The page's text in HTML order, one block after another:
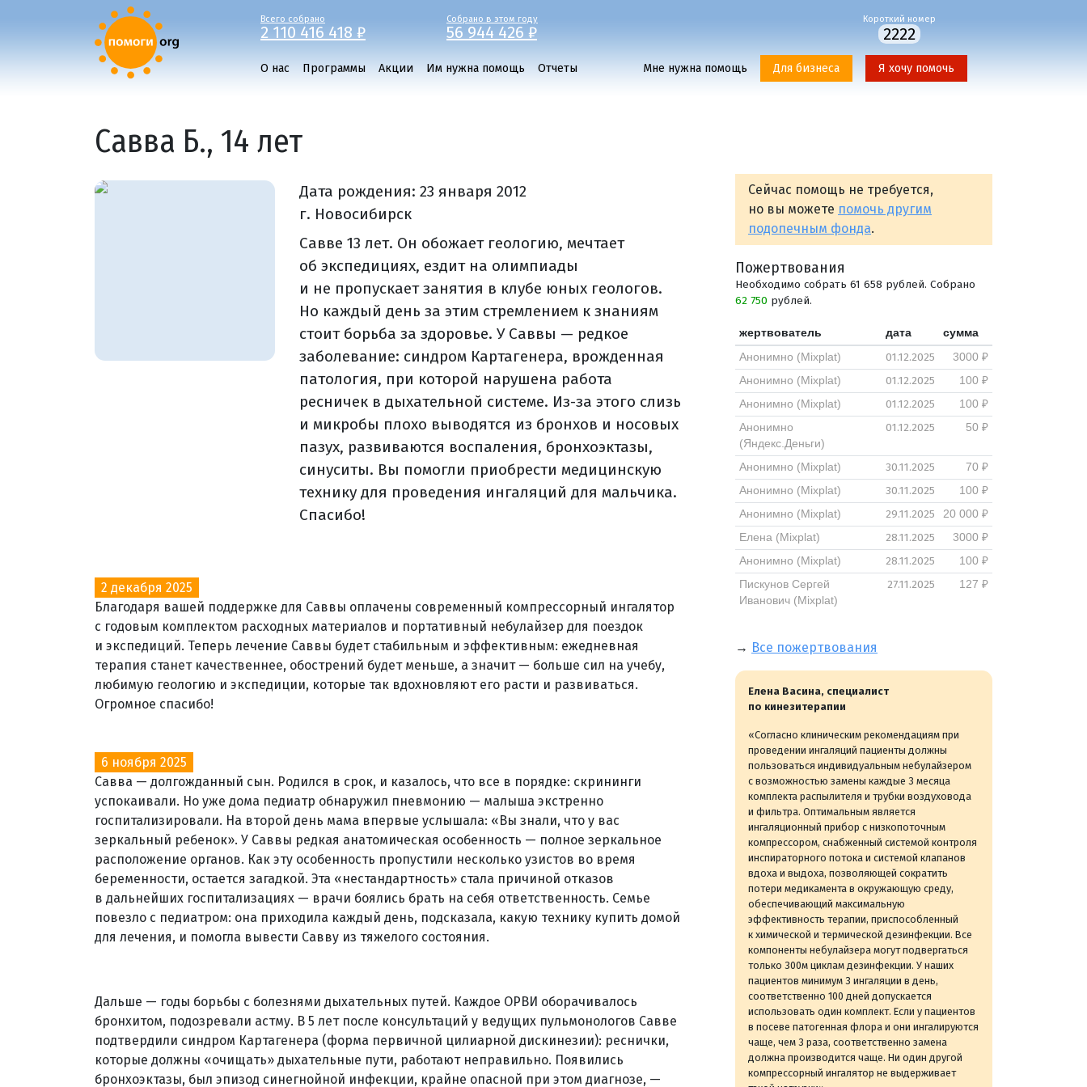
Всего собрано
2 110 416 418 ₽
Собрано в этом году
56 944 426 ₽
Короткий номер
2222
О нас Программы Акции Им нужна помощь Отчеты Мне нужна помощь Для бизнеса Я хочу помочь
Савва Б., 14 лет
Дата рождения:23 января 2012
г. Новосибирск
Савве 13 лет. Он обожает геологию, мечтает
об экспедициях, ездит на олимпиады
и не пропускает занятия в клубе юных геологов.
Но каждый день за этим стремлением к знаниям
стоит борьба за здоровье. У Саввы — редкое
заболевание: синдром Картагенера, врожденная
патология, при которой нарушена работа
ресничек в дыхательной системе. Из-за этого слизь
и микробы плохо выводятся из бронхов и носовых
пазух, развиваются воспаления, бронхоэктазы,
синуситы. Вы помогли приобрести медицинскую
технику для проведения ингаляций для мальчика.
Спасибо!
2 декабря 2025
Благодаря вашей поддержке для Саввы оплачены современный компрессорный ингалятор
с годовым комплектом расходных материалов и портативный небулайзер для поездок
и экспедиций. Теперь лечение Саввы будет стабильным и эффективным: ежедневная
терапия станет качественнее, обострений будет меньше, а значит — больше сил на учебу,
любимую геологию и экспедиции, которые так вдохновляют его расти и развиваться.
Огромное спасибо!
6 ноября 2025
Савва — долгожданный сын. Родился в срок, и казалось, что все в порядке: скрининги
успокаивали. Но уже дома педиатр обнаружил пневмонию — малыша экстренно
госпитализировали. На второй день мама впервые услышала: «Вы знали, что у вас
зеркальный ребенок». У Саввы редкая анатомическая особенность — полное зеркальное
расположение органов. Как эту особенность пропустили несколько узистов во время
беременности, остается загадкой. Эта «нестандартность» стала причиной отказов
в дальнейших госпитализациях — врачи боялись брать на себя ответственность. Семье
повезло с педиатром: она приходила каждый день, подсказала, какую технику купить домой
для лечения, и помогла вывести Савву из тяжелого состояния.
Дальше — годы борьбы с болезнями дыхательных путей. Каждое ОРВИ оборачивалось
бронхитом, подозревали астму. В 5 лет после консультаций у ведущих пульмонологов Савве
подтвердили синдром Картагенера (форма первичной цилиарной дискинезии): реснички,
которые должны «очищать» дыхательные пути, работают неправильно. Появились
бронхоэктазы, был эпизод синегнойной инфекции, крайне опасной при этом диагнозе, —
Сейчас помощь не требуется,
но вы можете помочь другим
подопечным фонда.
Пожертвования
Необходимо собрать 61 658 рублей. Собрано
62 750 рублей.
жертвователь дата
сумма
Анонимно (Mixplat)
01.12.2025
3000 ₽
Анонимно (Mixplat)
01.12.2025
100 ₽
Анонимно (Mixplat)
01.12.2025
100 ₽
Анонимно
(Яндекс.Деньги)
01.12.2025 50 ₽
Анонимно (Mixplat) 30.11.2025
70 ₽
Анонимно (Mixplat)
30.11.2025
100 ₽
Анонимно (Mixplat)
29.11.2025
20 000 ₽
Елена (Mixplat)
28.11.2025
3000 ₽
Анонимно (Mixplat)
28.11.2025
100 ₽
Пискунов Сергей
Иванович (Mixplat)
27.11.2025 127 ₽
→ Все пожертвования
Елена Васина, специалист
по кинезитерапии
«Согласно клиническим рекомендациям при
проведении ингаляций пациенты должны
пользоваться индивидуальным небулайзером
с возможностью замены каждые 3 месяца
комплекта распылителя и трубки воздуховода
и фильтра. Оптимальным является
ингаляционный прибор с низкопоточным
компрессором, снабженный системой контроля
инспираторного потока и системой клапанов
вдоха и выдоха, позволяющей сократить
потери медикамента в окружающую среду,
обеспечивающий максимальную
эффективность терапии, приспособленный
к химической и термической дезинфекции. Все
компоненты небулайзера могут подвергаться
только 300м циклам дезинфекции. У наших
пациентов минимум 3 ингаляции в день,
соответственно 100 дней допускается
использовать один комплект. Если у пациентов
в посеве патогенная флора и они ингалируются
чаще, чем 3 раза, соответственно замена
должна производится чаще. Ни один другой
компрессорный ингалятор не выдерживает